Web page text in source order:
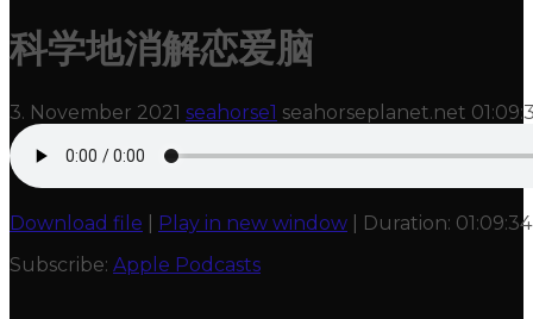
科学地消解恋爱脑
3. November 2021 seahorse1 seahorseplanet.net
Download file Play in new window Duration: 01:09:34
Subscribe: Apple Podcasts